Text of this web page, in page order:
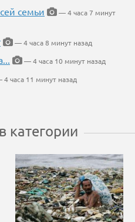
семьи
— 4 часа 7 минут
— 4 часа 8 минут назад
— 4 часа 10 минут назад
часа 11 минут назад
категории